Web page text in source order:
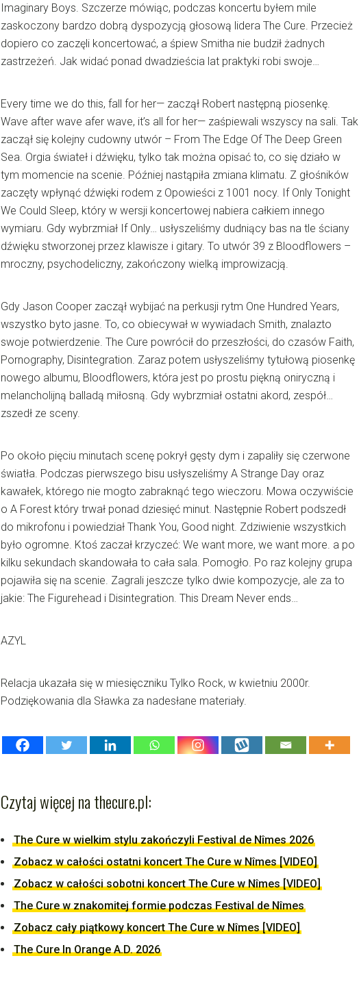
Imaginary Boys. Szczerze mówiąc, podczas koncertu byłem mile
zaskoczony bardzo dobrą dyspozycją głosową lidera The Cure. Przecież
dopiero co zaczęli koncertować, a śpiew Smitha nie budził żadnych
zastrzeżeń. Jak widać ponad dwadzieścia lat praktyki robi swoje…
Every time we do this, fall for her— zaczął Robert następną piosenkę.
Wave after wave afer wave, it’s all for her— zaśpiewali wszyscy na sali. Tak
zaczął się kolejny cudowny utwór – From The Edge Of The Deep Green
Sea. Orgia świateł i dźwięku, tylko tak można opisać to, co się działo w
tym momencie na scenie. Później nastąpiła zmiana klimatu. Z głośników
zaczęty wpłynąć dźwięki rodem z Opowieści z 1001 nocy. If Only Tonight
We Could Sleep, który w wersji koncertowej nabiera całkiem innego
wymiaru. Gdy wybrzmiał If Only… usłyszeliśmy dudniący bas na tle ściany
dźwięku stworzonej przez klawisze i gitary. To utwór 39 z Bloodflowers –
mroczny, psychodeliczny, zakończony wielką improwizacją.
Gdy Jason Cooper zaczął wybijać na perkusji rytm One Hundred Years,
wszystko byto jasne. To, co obiecywał w wywiadach Smith, znalazto
swoje potwierdzenie. The Cure powrócił do przeszłości, do czasów Faith,
Pornography, Disintegration. Zaraz potem usłyszeliśmy tytułową piosenkę
nowego albumu, Bloodflowers, która jest po prostu piękną oniryczną i
melancholijną balladą miłosną. Gdy wybrzmiał ostatni akord, zespół…
zszedł ze sceny.
Po około pięciu minutach scenę pokrył gęsty dym i zapaliły się czerwone
światła. Podczas pierwszego bisu usłyszeliśmy A Strange Day oraz
kawałek, którego nie mogto zabraknąć tego wieczoru. Mowa oczywiście
o A Forest który trwał ponad dziesięć minut. Następnie Robert podszedł
do mikrofonu i powiedział Thank You, Good night. Zdziwienie wszystkich
było ogromne. Ktoś zaczał krzyczeć: We want more, we want more. a po
kilku sekundach skandowała to cała sala. Pomogło. Po raz kolejny grupa
pojawiła się na scenie. Zagrali jeszcze tylko dwie kompozycje, ale za to
jakie: The Figurehead i Disintegration. This Dream Never ends…
AZYL
Relacja ukazała się w miesięczniku Tylko Rock, w kwietniu 2000r.
Podziękowania dla Sławka za nadesłane materiały.
Czytaj więcej na thecure.pl:
The Cure w wielkim stylu zakończyli Festival de Nîmes 2026
Zobacz w całości ostatni koncert The Cure w Nîmes [VIDEO]
Zobacz w całości sobotni koncert The Cure w Nîmes [VIDEO]
The Cure w znakomitej formie podczas Festival de Nîmes
Zobacz cały piątkowy koncert The Cure w Nîmes [VIDEO]
The Cure In Orange A.D. 2026